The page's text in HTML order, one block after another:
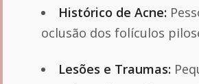
Histórico de Acne:
oclusão dos folículos
Lesões e Traumas: